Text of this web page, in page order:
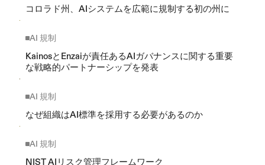
コロラド州、AIシステムを広範に規制する初の州に
AI 規制
KainosとEnzaiが責任あるAIガバナンスに関する重要
な戦略的パートナーシップを発表
AI 規制
なぜ組織はAI標準を採用する必要があるのか
AI 規制
NIST AIリスク管理フレームワーク